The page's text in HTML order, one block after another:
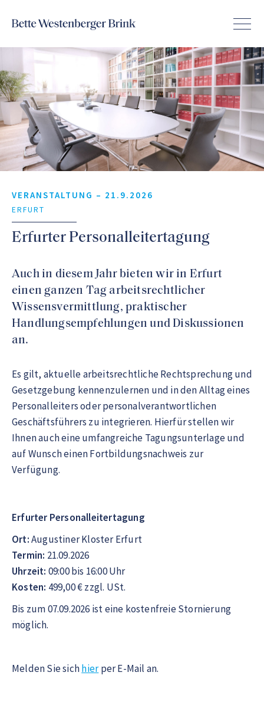
VERANSTALTUNG – 21.9.2026
ERFURT
Erfurter Personalleitertagung
Auch in diesem Jahr bieten wir in Erfurt
einen ganzen Tag arbeitsrechtlicher
Wissensvermittlung, praktischer
Handlungsempfehlungen und Diskussionen
an.
Es gilt, aktuelle arbeitsrechtliche Rechtsprechung und
Gesetzgebung kennenzulernen und in den Alltag eines
Personalleiters oder personalverantwortlichen
Geschäftsführers zu integrieren. Hierfür stellen wir
Ihnen auch eine umfangreiche Tagungsunterlage und
auf Wunsch einen Fortbildungsnachweis zur
Verfügung.
Erfurter Personalleitertagung
Ort:Augustiner Kloster Erfurt
Termin: 21.09.2026
Uhrzeit: 09:00 bis 16:00 Uhr
Kosten: 499,00 € zzgl. USt.
Bis zum 07.09.2026 ist eine kostenfreie Stornierung
möglich.
Melden Sie sichhierper E-Mail an.